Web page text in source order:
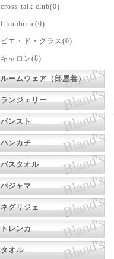
cross talk club(0)
Cloudnine(0)
ピエ・ド・グラス(0)
キャロン(8)
ルームウェア（部屋着）
ランジェリー
パンスト
ハンカチ
バスタオル
パジャマ
ネグリジェ
トレンカ
タオル